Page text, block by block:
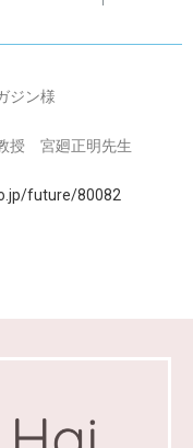
ジン様
授 宮廻正明先生
future/80082